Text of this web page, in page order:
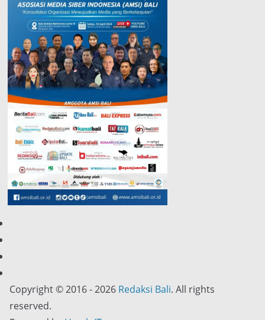
Copyright © 2016 - 2026 Redaksi Bali. All rights
reserved.